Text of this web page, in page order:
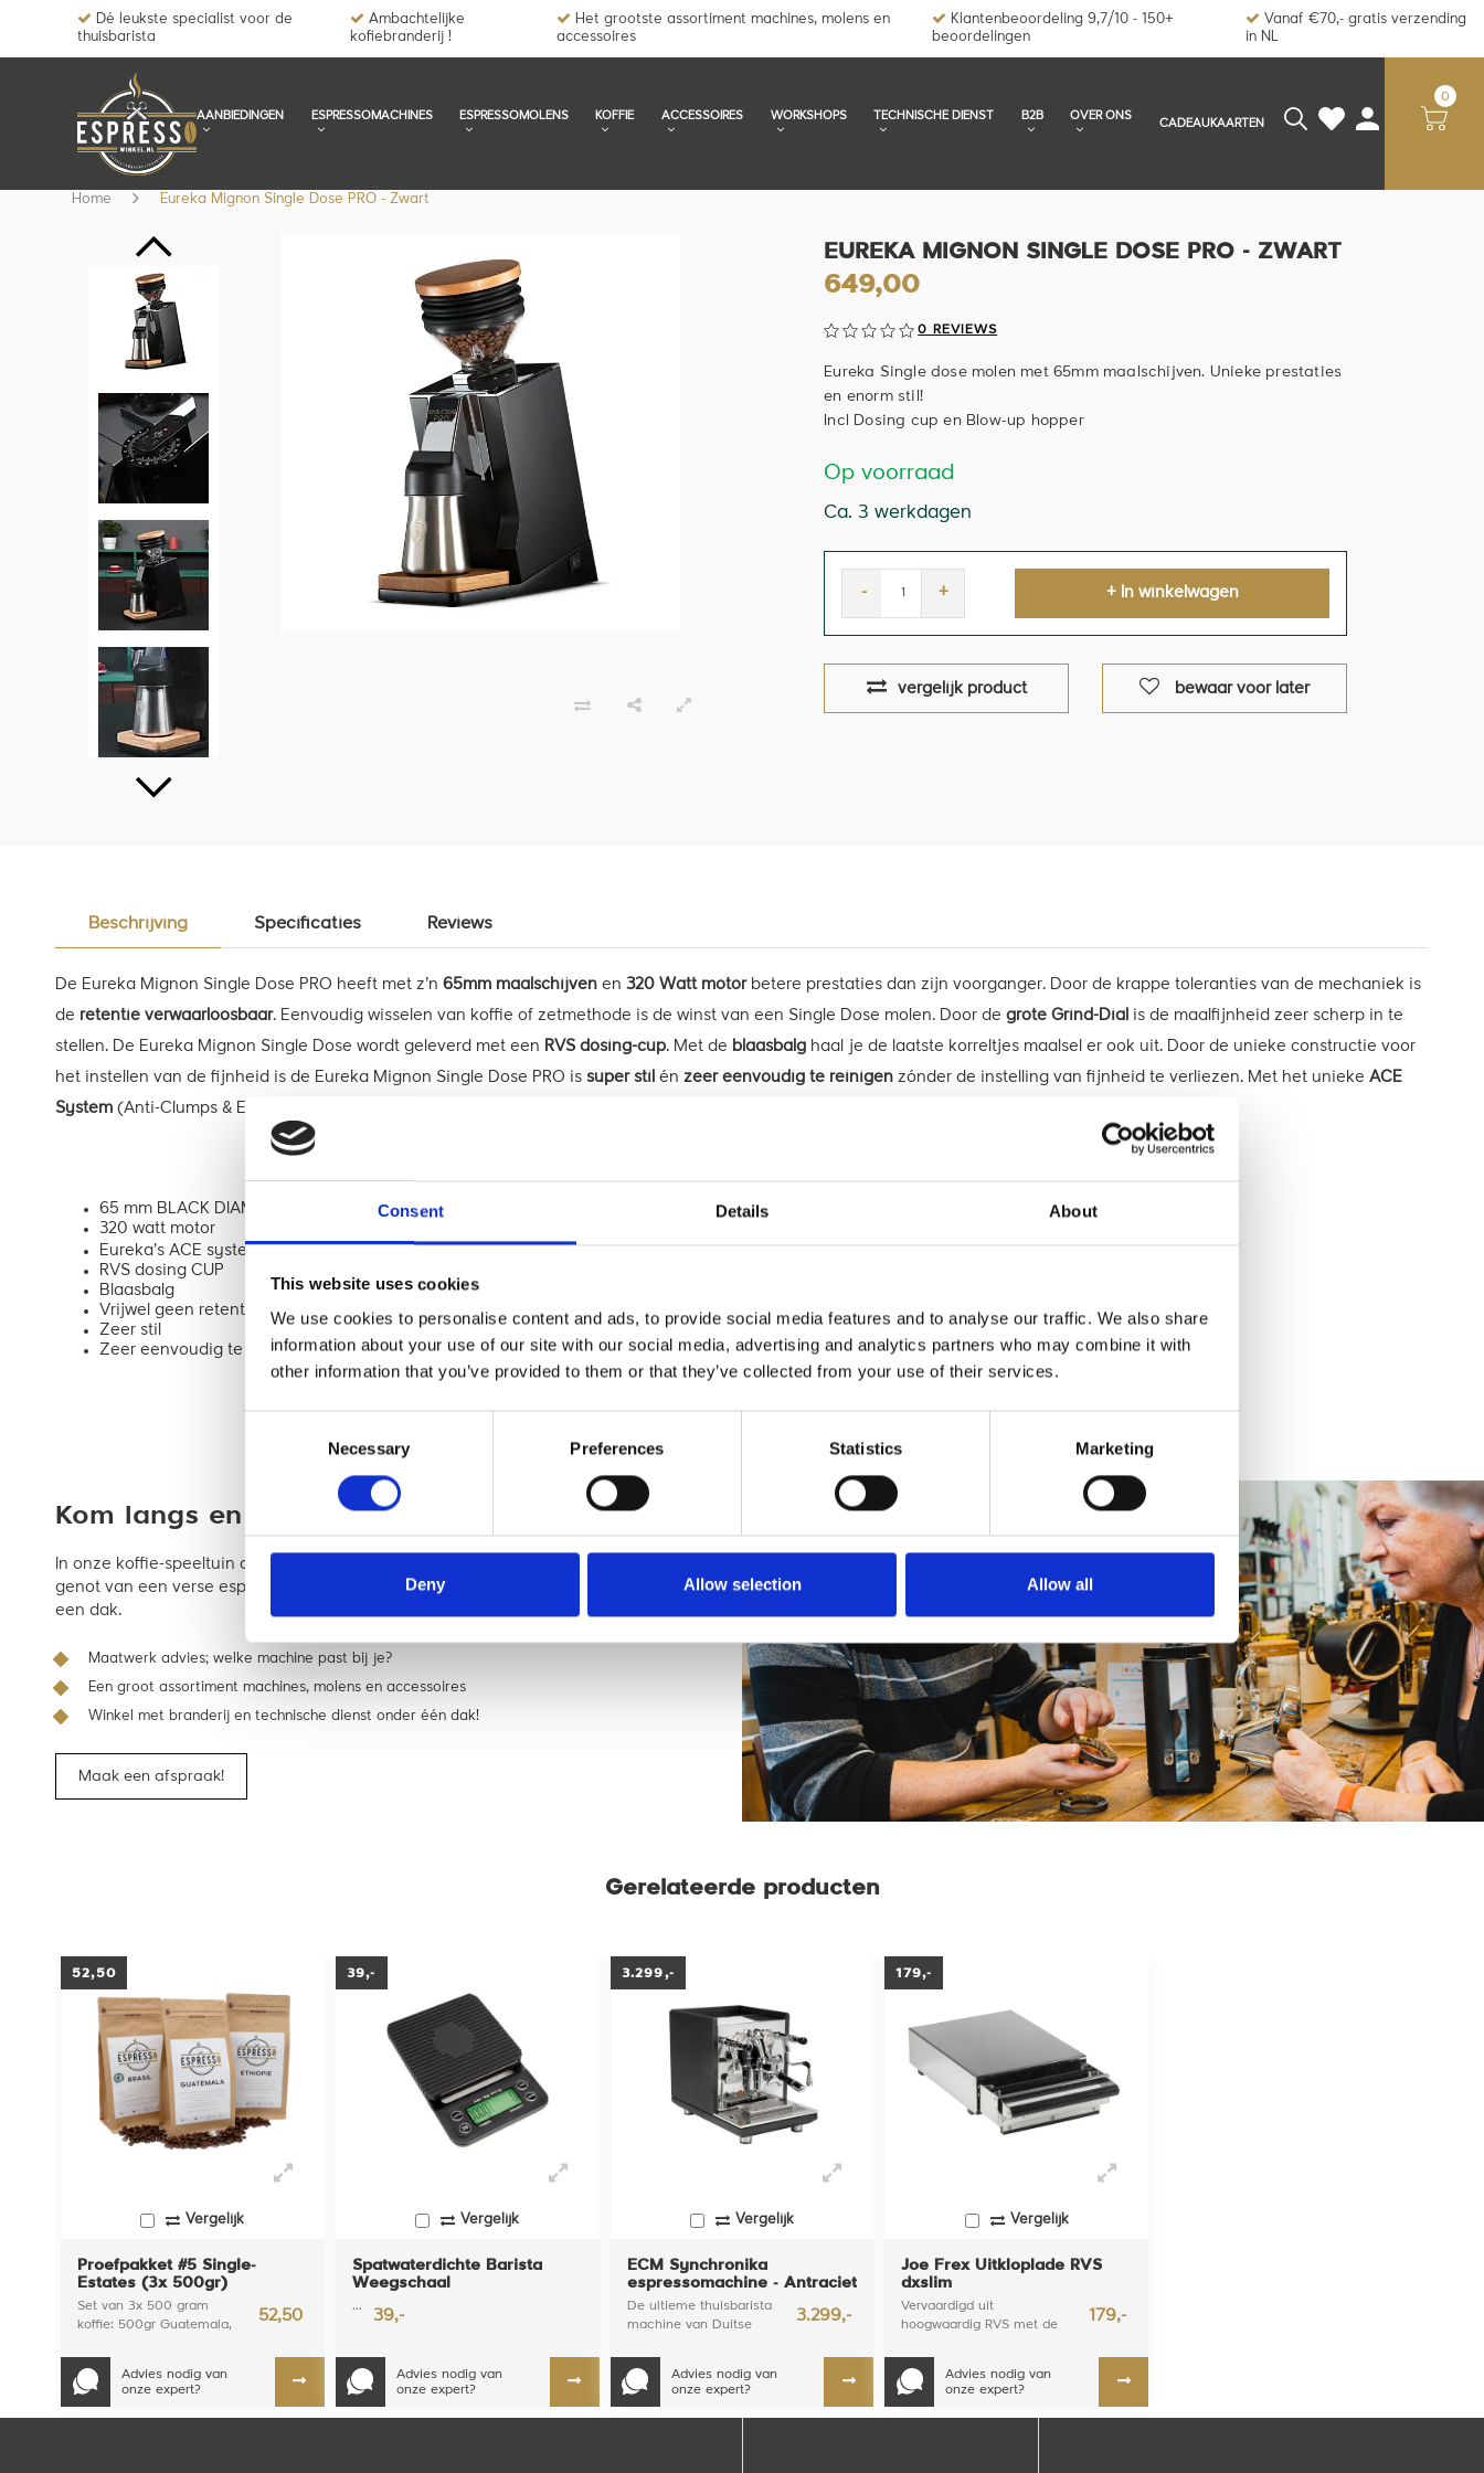
Consent Details About
This website uses cookies
We use cookies to personalise content and ads, to provide social media features and to analyse our traffic. We also share
information about your use of our site with our social media, advertising and analytics partners who may combine it with
other information that you’ve provided to them or that they’ve collected from your use of their services.
Necessary Preferences Statistics Marketing
Deny Allow selection Allow all
Dé leukste specialist voor de
thuisbarista
Ambachtelijke
kofiebranderij !
Het grootste assortiment machines, molens en
accessoires
Klantenbeoordeling 9,7/10 - 150+
beoordelingen
Vanaf €70,- gratis verzending
in NL
AANBIEDINGEN ESPRESSOMACHINES ESPRESSOMOLENS KOFFIE ACCESSOIRES WORKSHOPS TECHNISCHE DIENST B2B OVER ONS
CADEAUKAARTEN
0
Home Eureka Mignon Single Dose PRO - Zwart
EUREKA MIGNON SINGLE DOSE PRO - ZWART
649,00
0 REVIEWS
Eureka Single dose molen met 65mm maalschijven. Unieke prestaties
en enorm stil!
Incl Dosing cup en Blow-up hopper
Op voorraad
Ca. 3 werkdagen
- + + In winkelwagen
vergelijk product bewaar voor later
Beschrijving Specificaties Reviews
De Eureka Mignon Single Dose PRO heeft met z’n 65mm maalschijven en 320 Watt motorbetere prestaties dan zijn voorganger. Door de krappe toleranties van de mechaniek is
de retentie verwaarloosbaar. Eenvoudig wisselen van koffie of zetmethode is de winst van een Single Dose molen. Door de grote Grind-Dial is de maalfijnheid zeer scherp in te
stellen. De Eureka Mignon Single Dose wordt geleverd met een RVS dosing-cup. Met de blaasbalg haal je de laatste korreltjes maalsel er ook uit. Door de unieke constructie voor
het instellen van de fijnheid is de Eureka Mignon Single Dose PRO is super stil én zeer eenvoudig te reinigen zónder de instelling van fijnheid te verliezen. Met het unieke ACE
System (Anti-Clumps & Electrostaticity) krijg je een super fluffy maalsel.
65 mm BLACK DIAMAOND maalschijven
320 watt motor
Eureka’s ACE system
RVS dosing CUP
Blaasbalg
Vrijwel geen retentie
Zeer stil
Zeer eenvoudig te reinigen
Kom langs en bekijk ‘m in de winkel
In onze koffie-speeltuin adviseren we je uitgebreid over de mogelijkheden onder het
genot van een verse espresso of cappuccino. Alles voor barista-kwaliteit koffie onder
een dak.
Maatwerk advies; welke machine past bij je?
Een groot assortiment machines, molens en accessoires
Winkel met branderij en technische dienst onder één dak!
Maak een afspraak!
Gerelateerde producten
52,50
Vergelijk
Proefpakket #5 Single-
Estates (3x 500gr)
Set van 3x 500 gram
koffie: 500gr Guatemala,
52,50
Advies nodig van
onze expert?
39,-
Vergelijk
Spatwaterdichte Barista
Weegschaal
...
39,-
Advies nodig van
onze expert?
3.299,-
Vergelijk
ECM Synchronika
espressomachine - Antraciet
De ultieme thuisbarista
machine van Duitse
3.299,-
Advies nodig van
onze expert?
179,-
Vergelijk
Joe Frex Uitkloplade RVS
dxslim
Vervaardigd uit
hoogwaardig RVS met de
gewicht ku...
179,-
Advies nodig van
onze expert?